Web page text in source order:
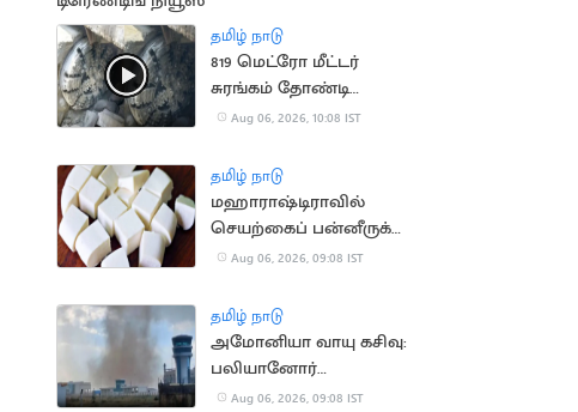
தமிழ் நாடு
819 மெட்ரோ மீட்டர்
சுரங்கம் தோண்டி
நீலகிரி இயந்திரம்
Aug 06, 2026, 10:08 IST
தமிழ் நாடு
மஹாராஷ்டிராவில்
செயற்கைப் பன்னீருக்கு
ஓராண்டு தடை
Aug 06, 2026, 09:08 IST
தமிழ் நாடு
அமோனியா வாயு கசிவு:
பலியானோர்
குடும்பங்களுக்கு ரூ.10
Aug 06, 2026, 09:08 IST